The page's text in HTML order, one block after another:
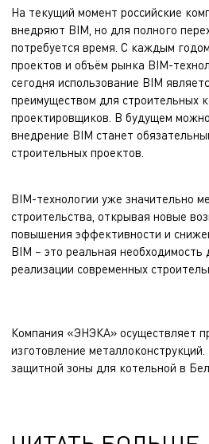
На текущий момент российские
внедряют BIM, но для полного
потребуется время. С каждым
проектов и объём рынка BIM-
сегодня использование BIM
преимуществом для строительных
проектировщиков. В будущем
внедрение BIM станет
строительных проектов.
BIM-технологии уже значительно
строительства, открывая новые
повышения эффективности и
BIM – это реальная необходимость
реализации современных
Компания «ЭНЭКА» осуществляет
изготовление металлоконструкций
защитной зоны для котельной в